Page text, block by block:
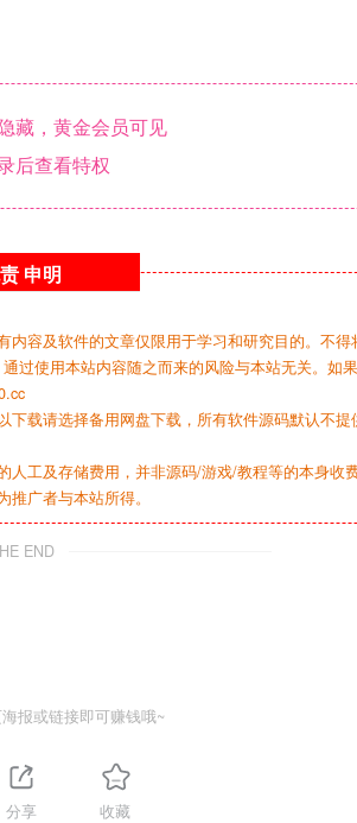
藏，黄金会员可见
后查看特权
申明
容及软件的文章仅限用于学习和研究目的。不
过使用本站内容随之而来的风险与本站无关。如
载请选择备用网盘下载，所有软件源码默认不
工及存储费用，并非源码/游戏/教程等的本身收
广者与本站所得。
END
报或链接即可赚钱哦~
分享 收藏